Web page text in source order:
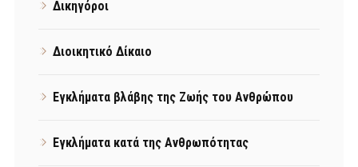
Δικηγόροι
Διοικητικό Δίκαιο
Εγκλήματα βλάβης της Ζωής του Ανθρώπου
Εγκλήματα κατά της Ανθρωπότητας